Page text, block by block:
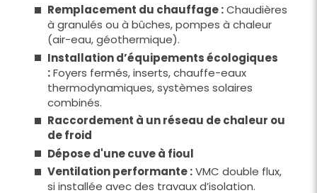
Remplacement du chauffage :Chaudières
à granulés ou à bûches, pompes à chaleur
(air-eau, géothermique).
Installation d’équipements écologiques
:Foyers fermés, inserts, chauffe-eaux
thermodynamiques, systèmes solaires
combinés.
Raccordement à un réseau de chaleur ou
de froid
Dépose d'une cuve à fioul
Ventilation performante :VMC double flux,
si installée avec des travaux d’isolation.